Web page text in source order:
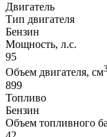
Двигатель
Тип двигателя
Бензин
Мощность, л.с.
95
Объем двигателя, см3
899
Топливо
Бензин
Объем топливного